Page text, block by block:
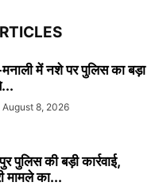
में नशे पर पुलिस का बड़ा
August 8, 2026
की बड़ी कार्रवाई,
मामले का...